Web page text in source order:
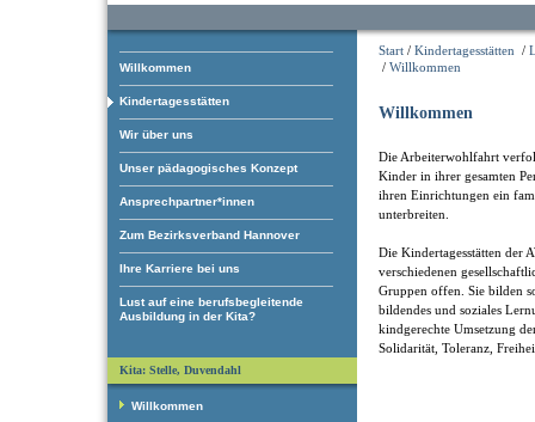
Willkommen
Kindertagesstätten
Wir über uns
Unser pädagogisches Konzept
Ansprechpartner*innen
Zum Bezirksverband Hannover
Ihre Karriere bei uns
Lust auf eine berufsbegleitende
Ausbildung in der Kita?
Start / Kindertagesstätten /
/ Willkommen
Willkommen
Die Arbeiterwohlfahrt
Kinder in ihrer gesamten
ihren Einrichtungen ein
unterbreiten.
Die Kindertagesstätten der
verschiedenen
Gruppen offen. Sie bilden
bildendes und soziales
kindgerechte Umsetzung
Solidarität, Toleranz,
Kita: Stelle, Duvendahl
Willkommen